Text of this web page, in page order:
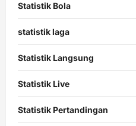
Statistik Bola
statistik laga
Statistik Langsung
Statistik Live
Statistik Pertandingan